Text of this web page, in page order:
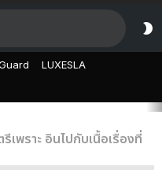
LUXESLA
พราะ อินไปกับเนื้อเรื่องที่